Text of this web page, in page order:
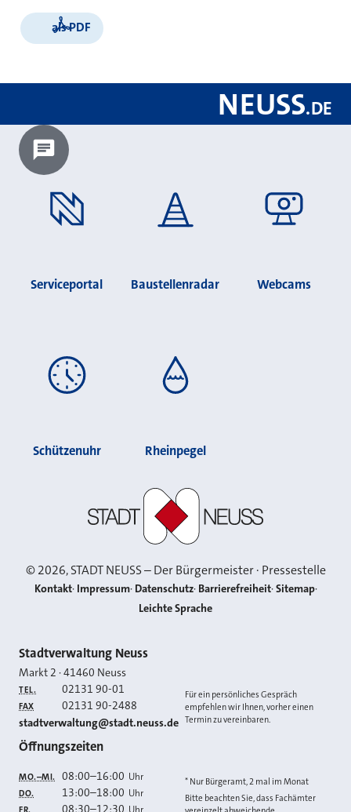
als PDF
NEUSS.DE
Chatbot laden?
Serviceportal Baustellenradar Webcams
Schützenuhr Rheinpegel
©2026, STADT NEUSS – Der Bürgermeister · Pressestelle
Kontakt Impressum Datenschutz Barrierefreiheit Sitemap
Leichte Sprache
Kontakt
Stadtverwaltung Neuss
Markt 2 ·41460 Neuss
TEL. 02131 90-01
FAX 02131 90-2488
E-MAIL
stadtverwaltung@stadt.neuss.de
Für ein persönliches Gespräch
empfehlen wir Ihnen, vorher einen
Termin zu vereinbaren.
Öffnungszeiten
MO.–MI. 08:00–16:00 Uhr
DO. 13:00–18:00 Uhr
* Nur Bürgeramt, 2 mal im Monat
Bitte beachten Sie, dass Fachämter